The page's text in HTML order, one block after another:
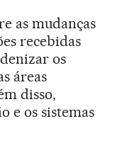
as mudanças
recebidas
os
áreas
disso,
e os sistemas